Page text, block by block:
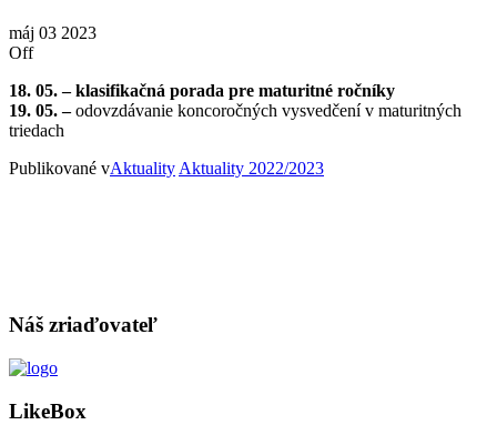
máj 03 2023
Off
18. 05. – klasifikačná porada pre maturitné ročníky
19. 05. –odovzdávanie koncoročných vysvedčení v maturitných
triedach
Publikované vAktuality Aktuality 2022/2023
Náš zriaďovateľ
LikeBox